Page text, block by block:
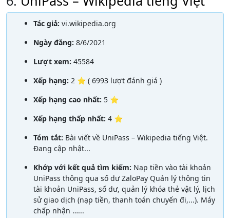
Tác giả: vi.wikipedia.org
Ngày đăng: 8/6/2021
Lượt xem: 45584
Xếp hạng: 2 ⭐ ( 6993 lượt đánh giá )
Xếp hạng cao nhất: 5 ⭐
Xếp hạng thấp nhất: 4 ⭐
Tóm tắt: Bài viết về UniPass – Wikipedia tiếng Việt.
Đang cập nhật...
Khớp với kết quả tìm kiếm: Nạp tiền vào tài khoản
UniPass thông qua số dư ZaloPay Quản lý thông tin
tài khoản UniPass, số dư, quản lý khóa thẻ vật lý, lịch
sử giao dịch (nạp tiền, thanh toán chuyến đi,...). Máy
chấp nhận …...